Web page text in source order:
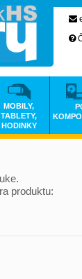
produktu:
MOBILY,
TABLETY,
HODINKY